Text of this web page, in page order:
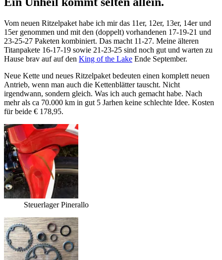
Vom neuen Ritzelpaket habe ich mir das 11er, 12er, 13er, 14er und
15er genommen und mit den (doppelt) vorhandenen 17-19-21 und
23-25-27 Paketen kombiniert. Das macht 11-27. Meine älteren
Titanpakete 16-17-19 sowie 21-23-25 sind noch gut und warten zu
Hause brav auf auf den King of the Lake Ende September.
Neue Kette und neues Ritzelpaket bedeuten einen komplett neuen
Antrieb, wenn man auch die Kettenblätter tauscht. Nicht
irgendwann, sondern gleich. Was ich auch gemacht habe. Nach
mehr als ca 70.000 km in gut 5 Jarhen keine schlechte Idee. Kosten
für beide € 178,95.
Steuerlager Pinerallo